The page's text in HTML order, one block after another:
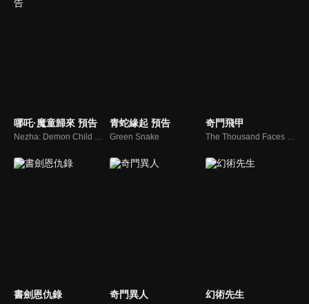
哪吒·魔童歸來‎ 預告 青蛇緣起 預告
Green Snake
奇門飛甲
書劍恩仇錄 奇門異人 幻術先生